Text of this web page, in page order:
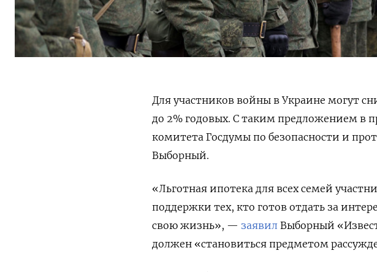
Для участников войны в Украине могут
до 2% годовых. С таким предложением в
комитета Госдумы по безопасности и
Выборный.
«Льготная ипотека для всех семей
поддержки тех, кто готов отдать за
свою жизнь», — заявил Выборный
должен «становиться предметом